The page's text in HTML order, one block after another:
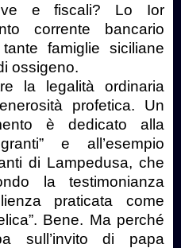
e fiscali? Lo Ior
corrente bancario
famiglie siciliane
ossigeno.
la legalità ordinaria
profetica. Un
è dedicato alla
e all’esempio
di Lampedusa, che
la testimonianza
praticata come
Bene. Ma perché
sull’invito di papa